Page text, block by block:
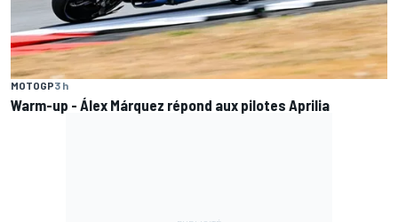
MOTOGP3 h
Warm-up - Álex Márquez répond aux pilotes Aprilia